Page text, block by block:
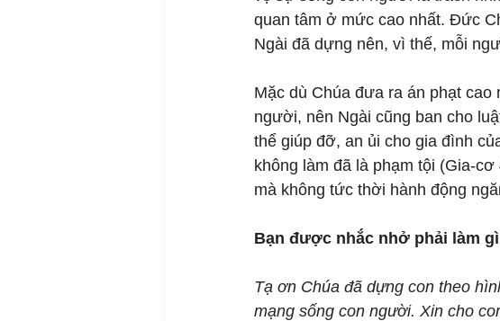
quan tâm ở mức cao nhất. Đức
Ngài đã dựng nên, vì thế, mỗi
Mặc dù Chúa đưa ra án phạt
người, nên Ngài cũng ban cho
thể giúp đỡ, an ủi cho gia đình
không làm đã là phạm tội (Gia-
mà không tức thời hành động
Bạn được nhắc nhở phải làm
Tạ ơn Chúa đã dựng con theo
mạng sống con người. Xin cho